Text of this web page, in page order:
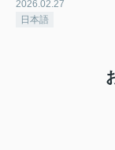
2026.02.27
日本語